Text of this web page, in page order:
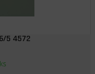
5 4572